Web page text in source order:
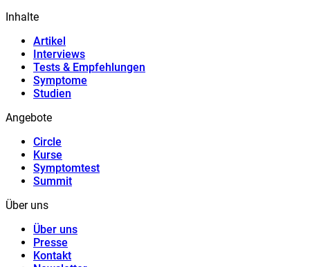
Inhalte
Artikel
Interviews
Tests & Empfehlungen
Symptome
Studien
Angebote
Circle
Kurse
Symptomtest
Summit
Über uns
Über uns
Presse
Kontakt